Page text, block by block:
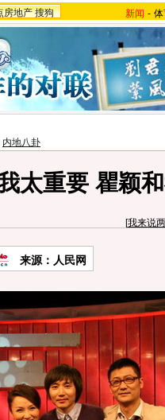
房地产 搜狗 新闻 -
内地八卦
太重要 瞿颖
[我来说
来源：人民网